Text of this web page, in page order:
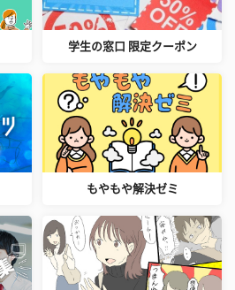
学生の窓口 限定クーポン
もやもや解決ゼミ